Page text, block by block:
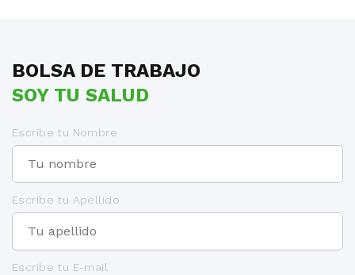
BOLSA DE TRABAJO
SOY TU SALUD
Escribe tu Nombre
Escribe tu Apellido
Escribe tu E-mail